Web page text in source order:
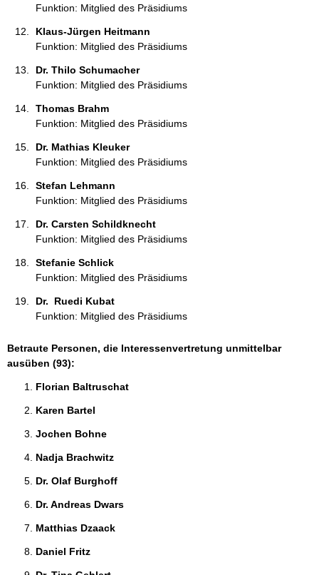
Funktion: Mitglied des Präsidiums
Klaus-Jürgen Heitmann
Funktion: Mitglied des Präsidiums
Dr. Thilo Schumacher
Funktion: Mitglied des Präsidiums
Thomas Brahm
Funktion: Mitglied des Präsidiums
Dr. Mathias Kleuker
Funktion: Mitglied des Präsidiums
Stefan Lehmann
Funktion: Mitglied des Präsidiums
Dr. Carsten Schildknecht
Funktion: Mitglied des Präsidiums
Stefanie Schlick
Funktion: Mitglied des Präsidiums
Dr.  Ruedi Kubat
Funktion: Mitglied des Präsidiums
Betraute Personen, die Interessenvertretung unmittelbar
ausüben (93):
Florian Baltruschat
Karen Bartel
Jochen Bohne
Nadja Brachwitz
Dr. Olaf Burghoff
Dr. Andreas Dwars
Matthias Dzaack
Daniel Fritz